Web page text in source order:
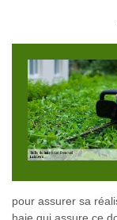
pour assurer sa